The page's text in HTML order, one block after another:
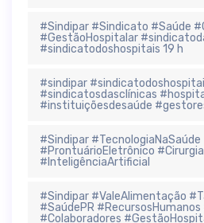
#Sindipar #Sindicato #Saúde
#GestãoHospitalar
#sindicatodoshospitais 19 h
#sindipar
#sindicatosdasclínicas
#instituiçõesdesaúde
#Sindipar #TecnologiaNaSaúde
#ProntuárioEletrônico
#InteligênciaArtificial
#Sindipar #ValeAlimentação
#SaúdePR
#Colaboradores